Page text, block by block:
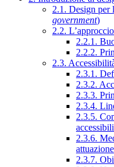
2.1. Design per
government)
2.2.
2.2.1.
2.2.2.
2.3.
2.3.1.
2.3.2.
2.3.3.
2.3.4.
2.3.5.
2.3.6.
attuazione
2.3.7.